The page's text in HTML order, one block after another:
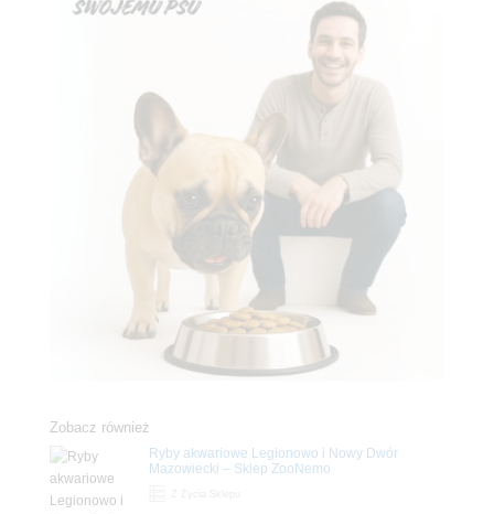
Zobacz również
Ryby akwariowe Legionowo i Nowy Dwór
Mazowiecki – Sklep ZooNemo